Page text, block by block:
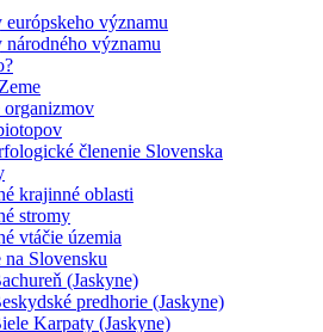
významu
významu
organizmov
členenie Slovenska
krajinné oblasti
stromy
vtáčie územia
na Slovensku
(Jaskyne)
predhorie (Jaskyne)
Karpaty (Jaskyne)